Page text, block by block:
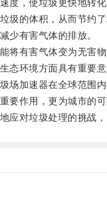
，使垃圾更快地转化
的体积，从而节约了
有害气体的排放。
有害气体变为无害物
环境方面具有重要意
加速器在全球范围内
作用，更为城市的可
对垃圾处理的挑战，